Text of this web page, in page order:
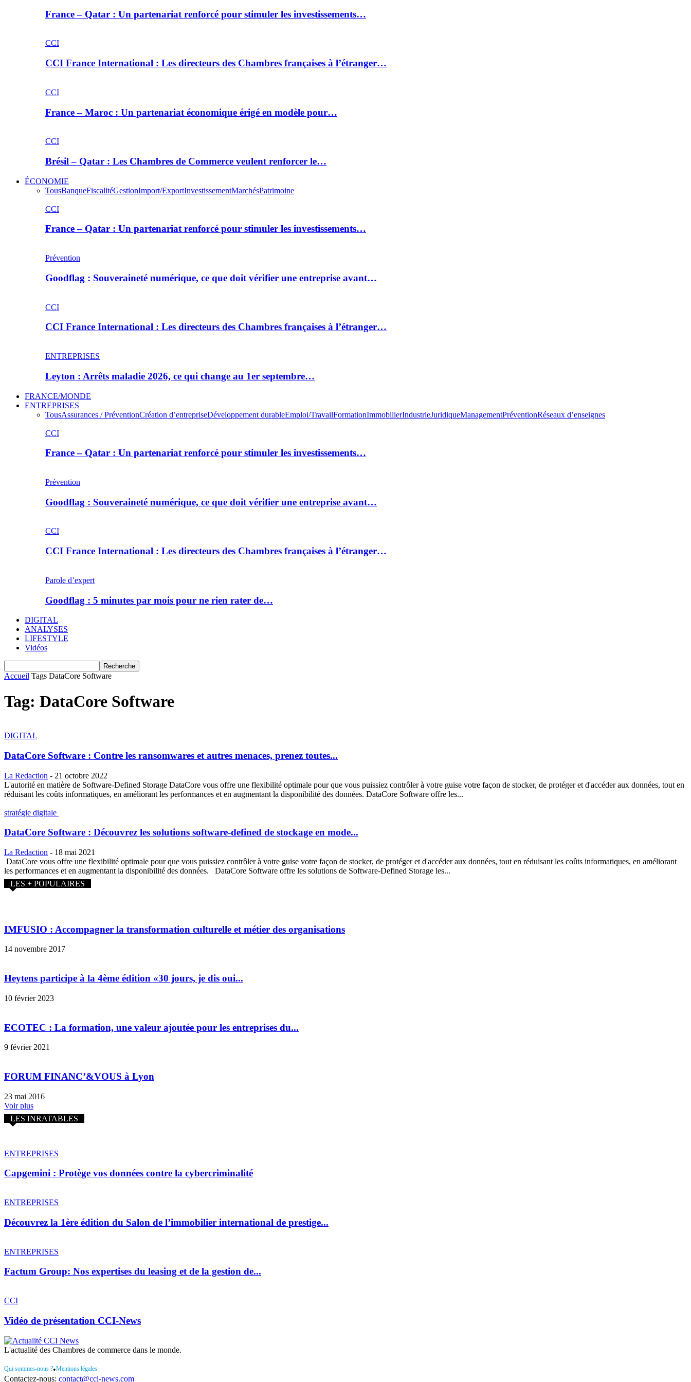
France – Qatar : Un partenariat renforcé pour stimuler les investissements…
CCI
CCI France International : Les directeurs des Chambres françaises à l’étranger…
CCI
France – Maroc : Un partenariat économique érigé en modèle pour…
CCI
Brésil – Qatar : Les Chambres de Commerce veulent renforcer le…
ÉCONOMIE
TousBanqueFiscalitéGestionImport/ExportInvestissementMarchésPatrimoine
CCI
France – Qatar : Un partenariat renforcé pour stimuler les investissements…
Prévention
Goodflag : Souveraineté numérique, ce que doit vérifier une entreprise avant…
CCI
CCI France International : Les directeurs des Chambres françaises à l’étranger…
ENTREPRISES
Leyton : Arrêts maladie 2026, ce qui change au 1er septembre…
FRANCE/MONDE
ENTREPRISES
TousAssurances / PréventionCréation d’entrepriseDéveloppement durableEmploi/TravailFormationImmobilierIndustrieJuridiqueManagementPréventionRéseaux d’enseignes
CCI
France – Qatar : Un partenariat renforcé pour stimuler les investissements…
Prévention
Goodflag : Souveraineté numérique, ce que doit vérifier une entreprise avant…
CCI
CCI France International : Les directeurs des Chambres françaises à l’étranger…
Parole d’expert
Goodflag : 5 minutes par mois pour ne rien rater de…
DIGITAL
ANALYSES
LIFESTYLE
Vidéos
Accueil Tags DataCore Software
Tag: DataCore Software
DIGITAL
DataCore Software : Contre les ransomwares et autres menaces, prenez toutes...
La Redaction - 21 octobre 2022
L'autorité en matière de Software-Defined Storage DataCore vous offre une flexibilité optimale pour que vous puissiez contrôler à votre guise votre façon de stocker, de protéger et d'accéder aux données, tout en
réduisant les coûts informatiques, en améliorant les performances et en augmentant la disponibilité des données. DataCore Software offre les...
stratégie digitale
DataCore Software : Découvrez les solutions software-defined de stockage en mode...
La Redaction - 18 mai 2021
DataCore vous offre une flexibilité optimale pour que vous puissiez contrôler à votre guise votre façon de stocker, de protéger et d'accéder aux données, tout en réduisant les coûts informatiques, en améliorant
les performances et en augmentant la disponibilité des données. DataCore Software offre les solutions de Software-Defined Storage les...
LES + POPULAIRES
IMFUSIO : Accompagner la transformation culturelle et métier des organisations
14 novembre 2017
Heytens participe à la 4ème édition «30 jours, je dis oui...
10 février 2023
ECOTEC : La formation, une valeur ajoutée pour les entreprises du...
9 février 2021
FORUM FINANC’&VOUS à Lyon
23 mai 2016
Voir plus
LES INRATABLES
ENTREPRISES
Capgemini : Protège vos données contre la cybercriminalité
ENTREPRISES
Découvrez la 1ère édition du Salon de l’immobilier international de prestige...
ENTREPRISES
Factum Group: Nos expertises du leasing et de la gestion de...
CCI
Vidéo de présentation CCI-News
L'actualité des Chambres de commerce dans le monde.
Qui sommes-nous ?•Mentions légales
Contactez-nous: contact@cci-news.com